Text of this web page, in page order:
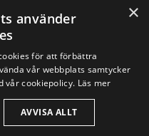
och utan
Aps
Webbplatskarta Villkor
×
använder
för att förbättra
vår webbplats samtycker
vår cookiepolicy. Läs mer
AVVISA ALLT